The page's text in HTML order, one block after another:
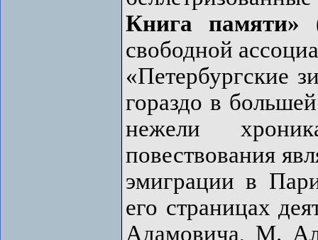
Книга памяти»
свободной
«Петербургские
гораздо в
нежели
повествования
эмиграции в
его страницах
Адамовича, М.